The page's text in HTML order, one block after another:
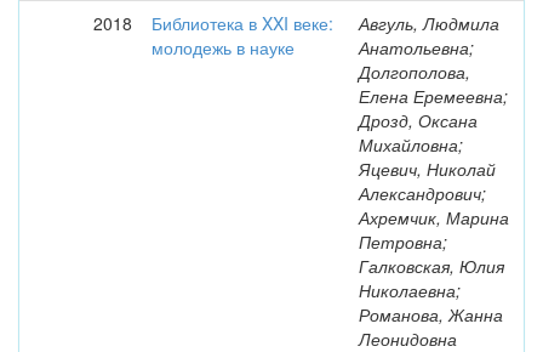
2018
Библиотека в XXI веке:
молодежь в науке
Авгуль, Людмила
Анатольевна;
Долгополова,
Елена Еремеевна;
Дрозд, Оксана
Михайловна;
Яцевич, Николай
Александрович;
Ахремчик, Марина
Петровна;
Галковская, Юлия
Николаевна;
Романова, Жанна
Леонидовна